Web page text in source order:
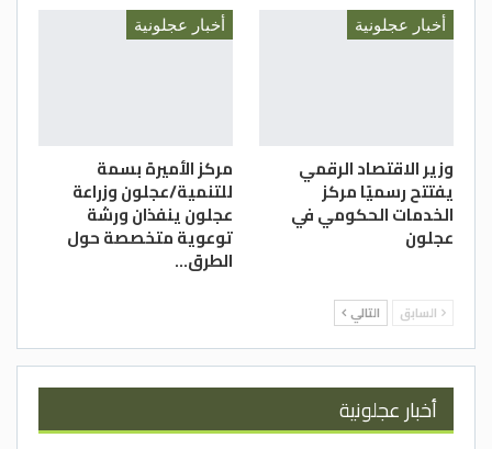
أخبار عجلونية
وزير الاقتصاد الرقمي
يفتتح رسميًا مركز
الخدمات الحكومي في
عجلون
أخبار عجلونية
مركز الأميرة بسمة
للتنمية/عجلون وزراعة
عجلون ينفذان ورشة
توعوية متخصصة حول
الطرق…
السابق التالي
أخبار عجلونية